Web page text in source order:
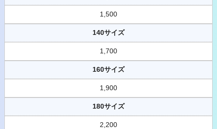
1,500
140サイズ
1,700
160サイズ
1,900
180サイズ
2,200